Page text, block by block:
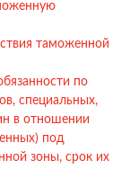
таможенной
по
специальных,
в отношении
под
зоны, срок их